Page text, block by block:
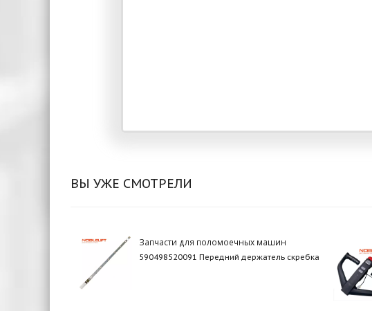
ВЫ УЖЕ СМОТРЕЛИ
Запчасти для поломоечных машин
590498520091 Передний держатель скребка